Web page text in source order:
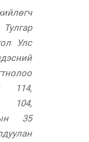
Улс
114,
104,
35